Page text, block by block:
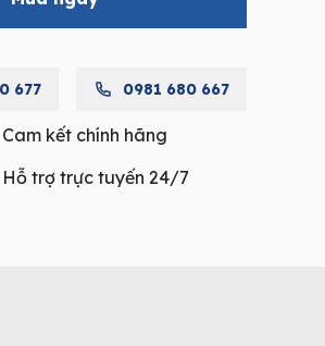
677 0981 680 667
Cam kết chính hãng
Hỗ trợ trực tuyến 24/7